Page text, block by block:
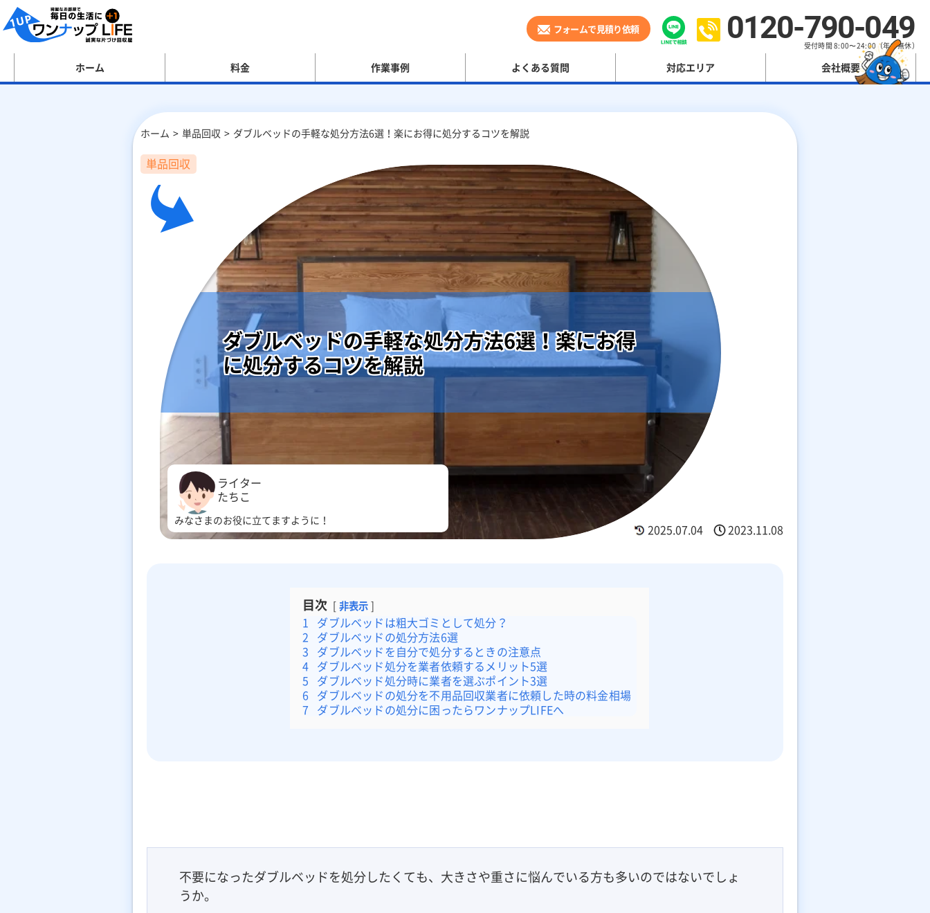
フォームで見積り依頼 0120-790-049
受付時間 8:00〜24:00（年中無休）
ホーム 料金 作業事例 よくある質問 対応エリア 会社概要
ホーム 単品回収 ダブルベッドの手軽な処分方法6選！楽にお得に処分するコツを解説
単品回収
ダブルベッドの手軽な処分方法6選！楽にお得
に処分するコツを解説
ライター
たちこ
みなさまのお役に立てますように！
2025.07.04 2023.11.08
目次 非表示
1 ダブルベッドは粗大ゴミとして処分？
2 ダブルベッドの処分方法6選
3 ダブルベッドを自分で処分するときの注意点
4 ダブルベッド処分を業者依頼するメリット5選
5 ダブルベッド処分時に業者を選ぶポイント3選
6 ダブルベッドの処分を不用品回収業者に依頼した時の料金相場
7 ダブルベッドの処分に困ったらワンナップLIFEへ
不要になったダブルベッドを処分したくても、大きさや重さに悩んでいる方も多いのではないでしょ
うか。